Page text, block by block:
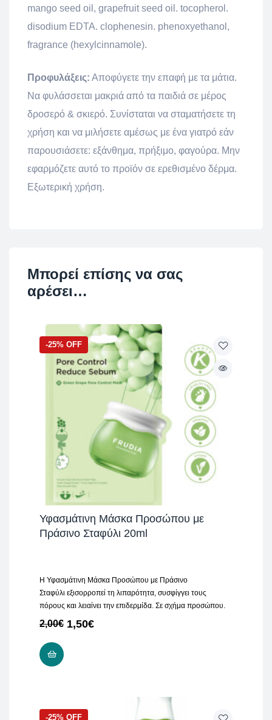
mango seed oil, grapefruit seed oil. tocopherol.
disodium EDTA. clophenesin. phenoxyethanol,
fragrance (hexylcinnamole).
Προφυλάξεις: Αποφύγετε την επαφή με τα μάτια.
Να φυλάσσεται μακριά από τα παιδιά σε μέρος
δροσερό & σκιερό. Συνίσταται να σταματήσετε τη
χρήση και να μιλήσετε αμέσως με ένα γιατρό εάν
παρουσιάσετε: εξάνθημα, πρήξιμο, φαγούρα. Μην
εφαρμόζετε αυτό το προϊόν σε ερεθισμένο δέρμα.
Εξωτερική χρήση.
Μπορεί επίσης να σας
αρέσει…
-25% OFF
Υφασμάτινη Μάσκα Προσώπου με
Πράσινο Σταφύλι 20ml
Η Υφασμάτινη Μάσκα Προσώπου με Πράσινο
Σταφύλι εξισορροπεί τη λιπαρότητα, συσφίγγει τους
πόρους και λειαίνει την επιδερμίδα. Σε σχήμα προσώπου.
2,00€ 1,50€
-25% OFF